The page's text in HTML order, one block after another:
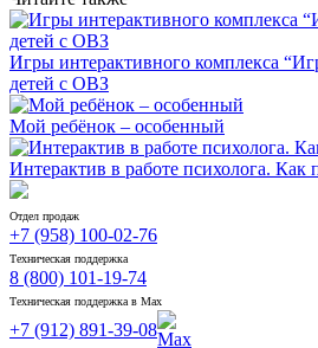
Игры интерактивного комплекса
детей с ОВЗ
Мой ребёнок – особенный
Интерактив в работе психолога. Как
Отдел продаж
+7 (958) 100-02-76
Техническая поддержка
8 (800) 101-19-74
Техническая поддержка в Max
+7 (912) 891-39-08